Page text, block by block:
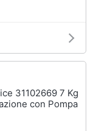
31102669 7 Kg
con Pompa